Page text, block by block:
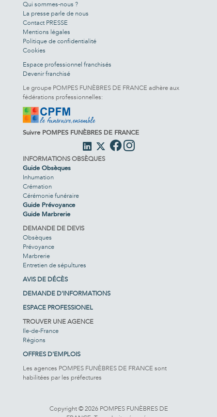
Qui sommes-nous ?
La presse parle de nous
Contact PRESSE
Mentions légales
Politique de confidentialité
Cookies
Espace professionnel franchisés
Devenir franchisé
Le groupe POMPES FUNÈBRES DE FRANCE adhère aux
fédérations professionnelles:
Suivre POMPES FUNÈBRES DE FRANCE
INFORMATIONS OBSÈQUES
Guide Obsèques
Inhumation
Crémation
Cérémonie funéraire
Guide Prévoyance
Guide Marbrerie
DEMANDE DE DEVIS
Obsèques
Prévoyance
Marbrerie
Entretien de sépultures
AVIS DE DÉCÈS
DEMANDE D'INFORMATIONS
ESPACE PROFESSIONEL
TROUVER UNE AGENCE
Ile-de-France
Régions
OFFRES D'EMPLOIS
Les agences POMPES FUNÈBRES DE FRANCE sont
habilitées par les préfectures
Copyright © 2026 POMPES FUNÈBRES DE